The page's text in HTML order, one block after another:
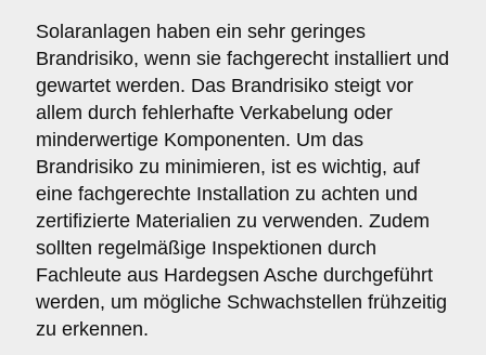
Solaranlagen haben ein sehr geringes
Brandrisiko, wenn sie fachgerecht installiert und
gewartet werden. Das Brandrisiko steigt vor
allem durch fehlerhafte Verkabelung oder
minderwertige Komponenten. Um das
Brandrisiko zu minimieren, ist es wichtig, auf
eine fachgerechte Installation zu achten und
zertifizierte Materialien zu verwenden. Zudem
sollten regelmäßige Inspektionen durch
Fachleute aus Hardegsen Asche durchgeführt
werden, um mögliche Schwachstellen frühzeitig
zu erkennen.